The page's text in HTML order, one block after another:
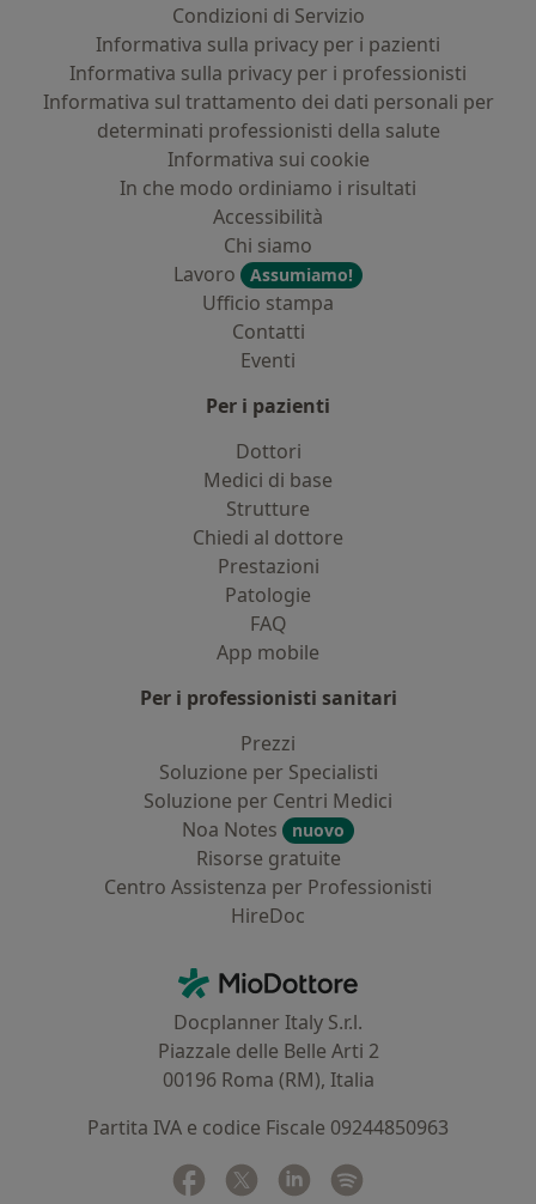
Condizioni di Servizio
Informativa sulla privacy per i pazienti
Informativa sulla privacy per i professionisti
Informativa sul trattamento dei dati personali per
determinati professionisti della salute
Informativa sui cookie
In che modo ordiniamo i risultati
Accessibilità
Chi siamo
Lavoro
Assumiamo!
Ufficio stampa
Contatti
Eventi
Per i pazienti
Dottori
Medici di base
Strutture
Chiedi al dottore
Prestazioni
Patologie
FAQ
App mobile
Per i professionisti sanitari
Prezzi
Soluzione per Specialisti
Soluzione per Centri Medici
Noa Notes
nuovo
Risorse gratuite
Centro Assistenza per Professionisti
HireDoc
MioDottore - Homepage
Docplanner Italy S.r.l.
Piazzale delle Belle Arti 2
00196 Roma (RM), Italia
Partita IVA e codice Fiscale 09244850963
Facebook
si apre in una nuova scheda
Twitter
si apre in una nuova scheda
Linkedin
si apre in una nuova